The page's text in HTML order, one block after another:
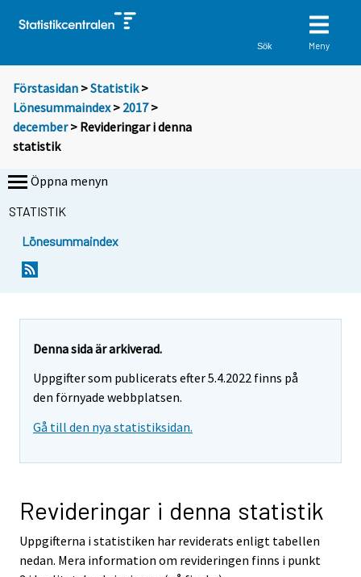
Sök Meny
Förstasidan >Statistik >
Lönesummaindex> 2017>
december> Revideringar i denna
statistik
Öppna menyn
STATISTIK
Lönesummaindex
Denna sida är arkiverad.
Uppgifter som publicerats efter 5.4.2022 finns på
den förnyade webbplatsen.
Gå till den nya statistiksidan.
Revideringar i denna statistik
Uppgifterna i statistiken har reviderats enligt tabellen
nedan. Mera information om revideringen finns i punkt